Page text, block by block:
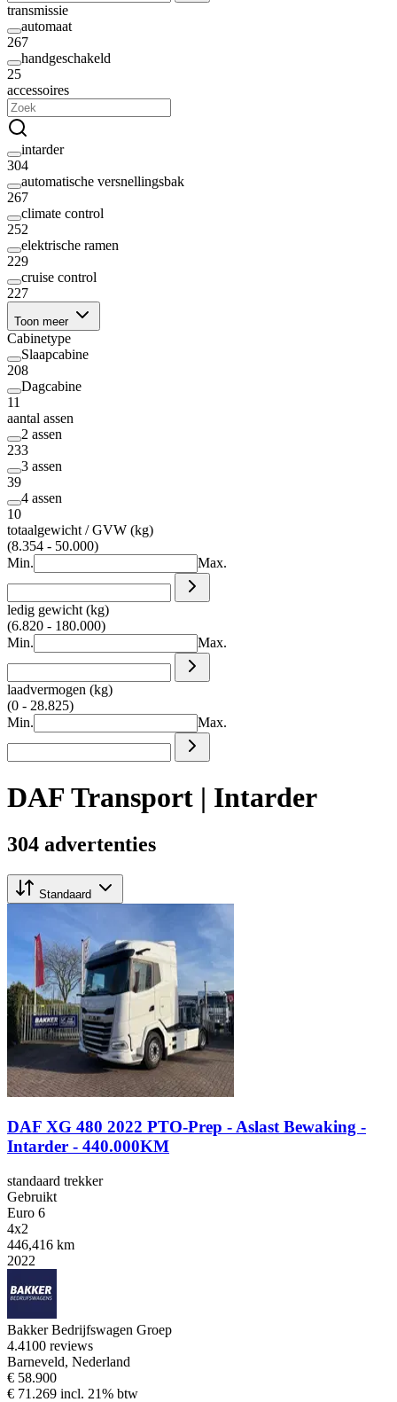
transmissie
automaat
267
handgeschakeld
25
accessoires
intarder
304
automatische versnellingsbak
267
climate control
252
elektrische ramen
229
cruise control
227
Toon meer
Cabinetype
Slaapcabine
208
Dagcabine
11
aantal assen
2 assen
233
3 assen
39
4 assen
10
totaalgewicht / GVW (kg)
(8.354 - 50.000)
Min.
Max.
ledig gewicht (kg)
(6.820 - 180.000)
Min.
Max.
laadvermogen (kg)
(0 - 28.825)
Min.
Max.
DAF Transport | Intarder
304 advertenties
Standaard
DAF XG 480 2022 PTO-Prep - Aslast Bewaking -
Intarder - 440.000KM
standaard trekker
Gebruikt
Euro 6
4x2
446,416 km
2022
Bakker Bedrijfswagen Groep
4.4100 reviews
Barneveld, Nederland
€ 58.900
€ 71.269 incl. 21% btw